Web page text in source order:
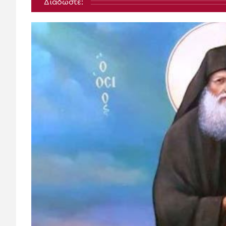
Διαδώστε: